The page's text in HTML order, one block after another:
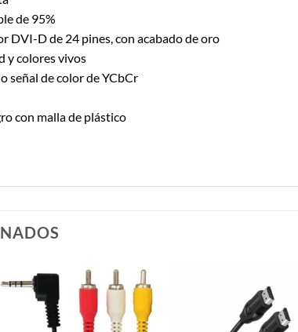
de 95%
D de 24 pines, con acabado de oro
y colores vivos
señal de color de YCbCr
con malla de plástico